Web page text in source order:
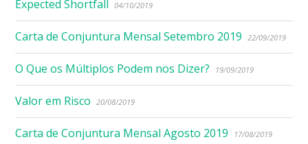
Expected Shortfall 04/10/2019
Carta de Conjuntura Mensal Setembro 2019 22/09/2019
O Que os Múltiplos Podem nos Dizer? 19/09/2019
Valor em Risco 20/08/2019
Carta de Conjuntura Mensal Agosto 2019 17/08/2019